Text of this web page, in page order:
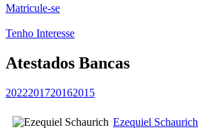
Matricule-se
Tenho Interesse
Atestados Bancas
2022201720162015
Ezequiel Schaurich